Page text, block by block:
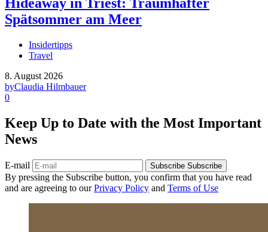
Spätsommer am Meer
Insidertipps
Travel
8. August 2026
byClaudia Hilmbauer
0
Keep Up to Date with the Most Important
News
E-mail Subscribe Subscribe
By pressing the Subscribe button, you confirm that you have read
and are agreeing to ourPrivacy Policy and Terms of Use